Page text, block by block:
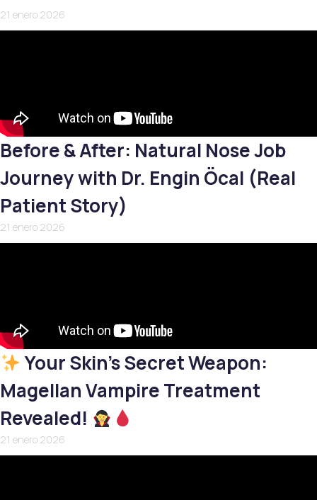
21 enero 2026
Before & After: Natural Nose Job
Journey with Dr. Engin Öcal (Real
Patient Story)
21 enero 2026
Your Skin’s Secret Weapon:
Magellan Vampire Treatment
Revealed!
21 enero 2026